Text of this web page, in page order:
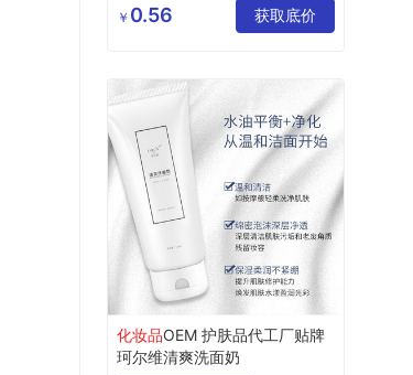
化妆品OEM
限公司
￥ 0.56 获取底价
化妆品OEM 护肤品代工厂贴牌
珂尔维清爽洗面奶